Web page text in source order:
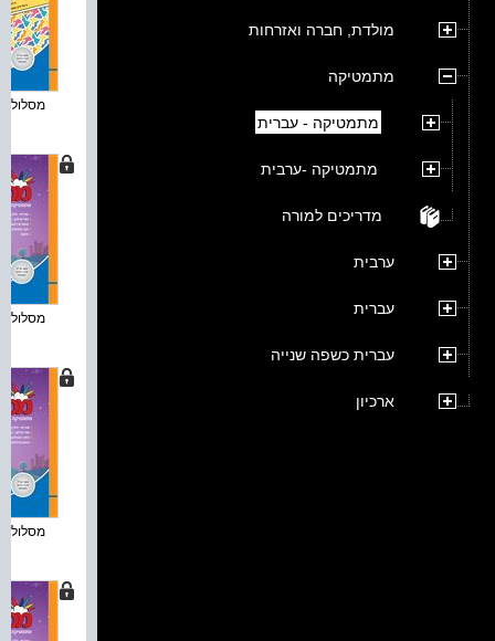
מולדת, חברה ואזרחות
מתמטיקה
מתמטיקה - עברית
מתמטיקה -ערבית
מדריכים למורה
ערבית
עברית
עברית כשפה שנייה
ארכיון